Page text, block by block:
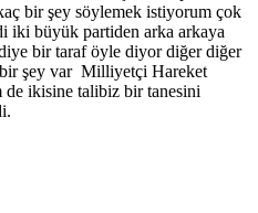
bir şey söylemek istiyorum çok
iki büyük partiden arka arkaya
diye bir taraf öyle diyor diğer diğer
şey var Milliyetçi Hareket
de ikisine talibiz bir tanesini